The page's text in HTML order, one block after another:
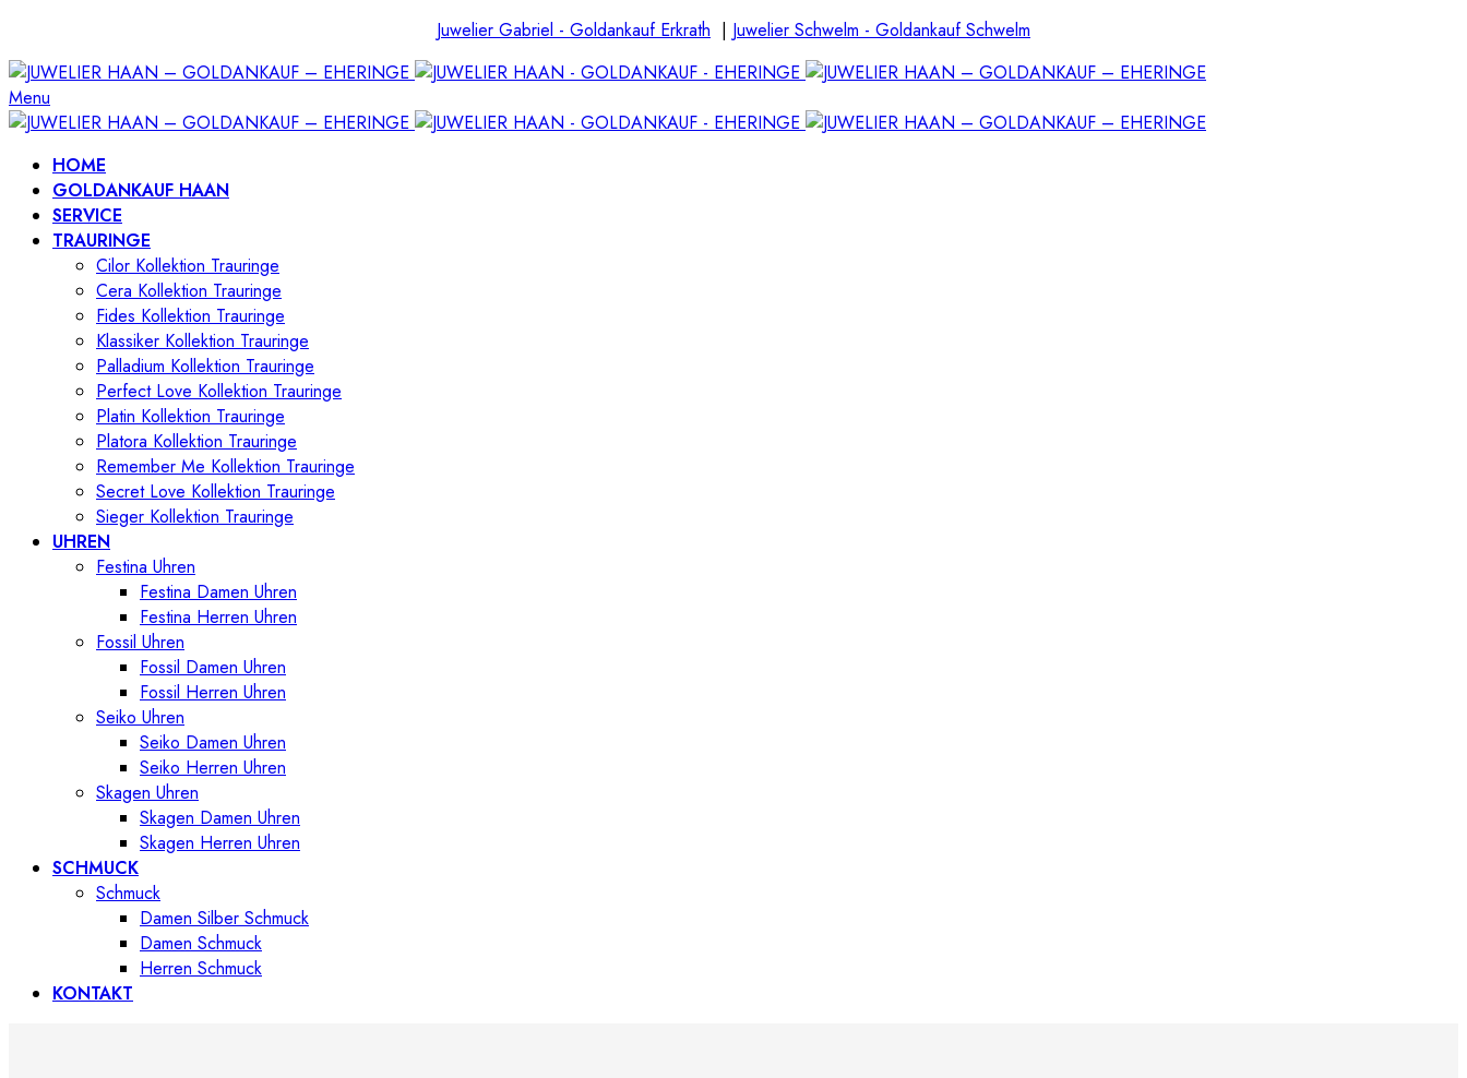
Juwelier Gabriel - Goldankauf Erkrath | Juwelier Schwelm - Goldankauf Schwelm
Menu
HOME
GOLDANKAUF HAAN
SERVICE
TRAURINGE
Cilor Kollektion Trauringe
Cera Kollektion Trauringe
Fides Kollektion Trauringe
Klassiker Kollektion Trauringe
Palladium Kollektion Trauringe
Perfect Love Kollektion Trauringe
Platin Kollektion Trauringe
Platora Kollektion Trauringe
Remember Me Kollektion Trauringe
Secret Love Kollektion Trauringe
Sieger Kollektion Trauringe
UHREN
Festina Uhren
Festina Damen Uhren
Festina Herren Uhren
Fossil Uhren
Fossil Damen Uhren
Fossil Herren Uhren
Seiko Uhren
Seiko Damen Uhren
Seiko Herren Uhren
Skagen Uhren
Skagen Damen Uhren
Skagen Herren Uhren
SCHMUCK
Schmuck
Damen Silber Schmuck
Damen Schmuck
Herren Schmuck
KONTAKT